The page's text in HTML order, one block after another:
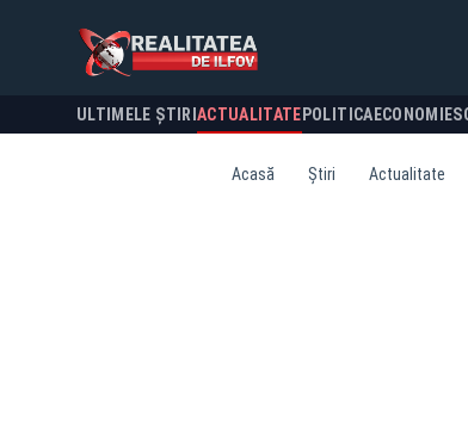
ULTIMELE ȘTIRI ACTUALITATE POLITICA ECONOMIE
Acasă Știri Actualitate